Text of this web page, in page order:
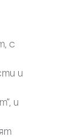
с
и
и